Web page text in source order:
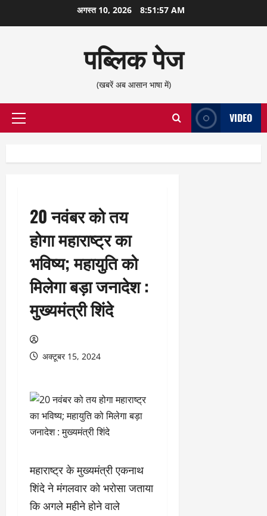
सामग्री
अगस्त 10, 2026 8:51:57 AM
पब्लिक पेज
(खबरें अब आसान भाषा में)
प्राथमिक
VIDEO
20 नवंबर को तय
होगा महाराष्ट्र का
भविष्य; महायुति को
मिलेगा बड़ा जनादेश :
मुख्यमंत्री शिंदे
अक्टूबर 15, 2024
महाराष्ट्र के मुख्यमंत्री एकनाथ
शिंदे ने मंगलवार को भरोसा जताया
कि अगले महीने होने वाले